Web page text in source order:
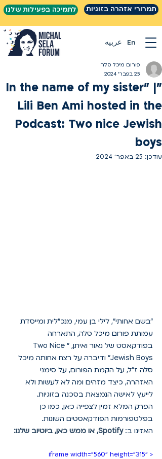
תמרורי אזהרה בזוגיות לתמיכה בפעילות שלנו
عربيه En
"In the name of my sister" |
Lili Ben Ami hosted in the
Podcast: Two nice Jewish
boys
פורום מיכל סלה
25 בפבר׳ 2024
עודכן: 25 באפר׳ 2024
"בשם אחותי", לילי בן עמי, מנכ"לית ומייסדת
עמותת פורום מיכל סלה, התארחה
בפודקאסט של נאור ואיתן, "Two Nice
Jewish Boys" ודיברה על רצח אחותה מיכל
סלה ז"ל, על הקמת הפורום, על סימני
האזהרה, כיצד מזהים ומה לא לעשות ולא
לייעץ לאישה הנמצאת בסכנה בזוגיות.
הפרק המלא זמין לצפייה כאן, כמו כן
בפלטפורמות הפודקאסטים השונות.
האזינו ב: Spotify, או ממש כאן, ביוטיוב שלנו:
<iframe width="560" height="315"